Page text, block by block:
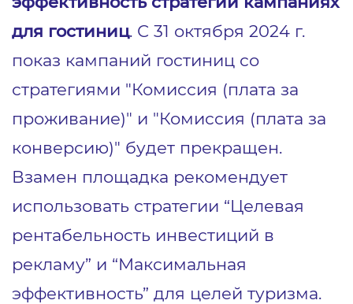
для гостиниц. С 31 октября 2024 г.
показ кампаний гостиниц со
стратегиями "Комиссия (плата за
проживание)" и "Комиссия (плата за
конверсию)" будет прекращен.
Взамен площадка рекомендует
использовать стратегии “Целевая
рентабельность инвестиций в
рекламу” и “Максимальная
эффективность” для целей туризма.